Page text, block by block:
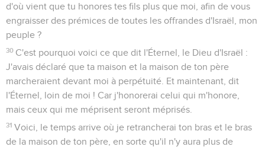
d'où vient que tu honores tes fils plus que moi, afin de vous
engraisser des prémices de toutes les offrandes d'Israël, mon
peuple ?
30 C'est pourquoi voici ce que dit l'Éternel, le Dieu d'Israël :
J'avais déclaré que ta maison et la maison de ton père
marcheraient devant moi à perpétuité. Et maintenant, dit
l'Éternel, loin de moi ! Car j'honorerai celui qui m'honore,
mais ceux qui me méprisent seront méprisés.
31 Voici, le temps arrive où je retrancherai ton bras et le bras
de la maison de ton père, en sorte qu'il n'y aura plus de